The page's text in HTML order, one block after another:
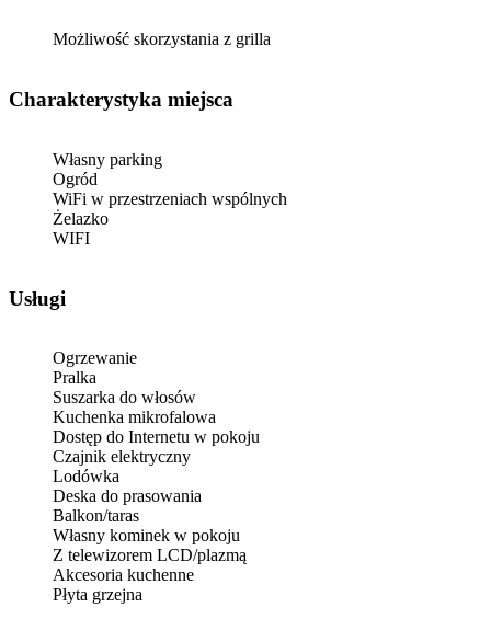
Możliwość skorzystania z grilla
Charakterystyka miejsca
Własny parking
Ogród
WiFi w przestrzeniach wspólnych
Żelazko
WIFI
Usługi
Ogrzewanie
Pralka
Suszarka do włosów
Kuchenka mikrofalowa
Dostęp do Internetu w pokoju
Czajnik elektryczny
Lodówka
Deska do prasowania
Balkon/taras
Własny kominek w pokoju
Z telewizorem LCD/plazmą
Akcesoria kuchenne
Płyta grzejna